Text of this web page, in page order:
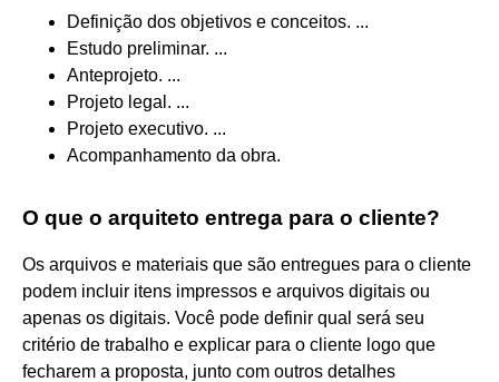
Definição dos objetivos e conceitos. ...
Estudo preliminar. ...
Anteprojeto. ...
Projeto legal. ...
Projeto executivo. ...
Acompanhamento da obra.
O que o arquiteto entrega para o cliente?
Os arquivos e materiais que são entregues para o cliente
podem incluir itens impressos e arquivos digitais ou
apenas os digitais. Você pode definir qual será seu
critério de trabalho e explicar para o cliente logo que
fecharem a proposta, junto com outros detalhes